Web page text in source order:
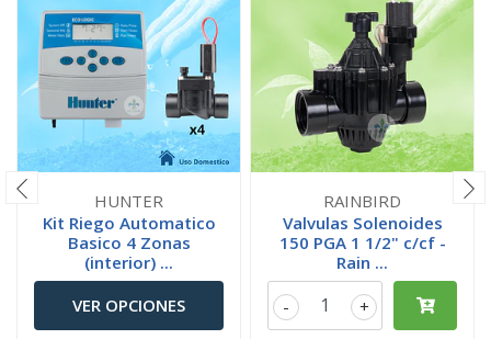
HUNTER
Kit Riego Automatico
Basico 4 Zonas
(interior) ...
VER OPCIONES
RAINBIRD
Valvulas Solenoides
150 PGA 1 1/2" c/cf -
Rain ...
+
-